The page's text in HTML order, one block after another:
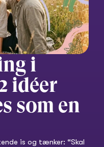
i
idéer
som en
is og tænker: “Skal